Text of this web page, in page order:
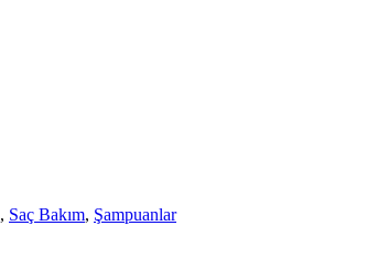
, Saç Bakım, Şampuanlar